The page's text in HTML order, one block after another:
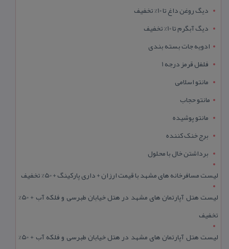
دیگ روغن داغ تا 10% تخفیف
دیگ آبگرم تا 10% تخفیف
ادویه جات بسته بندی
فلفل قرمز درجه 1
مانتو اسلامی
مانتو حجاب
مانتو پوشیده
برج خنک کننده
برداشتن خال با محلول
لیست مسافرخانه های مشهد با قیمت ارزان + داری پارکینگ + 50% تخفیف
لیست هتل آپارتمان های مشهد در هتل خیابان طبرسی و فلکه آب + 50%
تخفیف
لیست هتل آپارتمان های مشهد در هتل خیابان طبرسی و فلکه آب + 50%